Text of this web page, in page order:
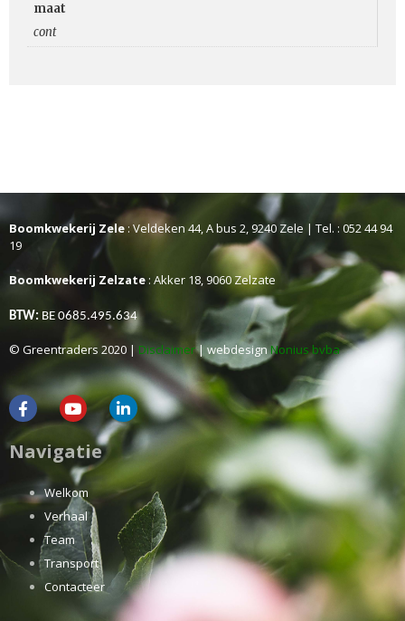
maat
cont
Boomkwekerij Zele: Veldeken 44, A bus 2, 9240 Zele | Tel. : 052 44 94
19
Boomkwekerij Zelzate : Akker 18, 9060 Zelzate
BTW: BE 0685.495.634
© Greentraders 2020 | Disclaimer| webdesignNonius bvba
Navigatie
Welkom
Verhaal
Team
Transport
Contacteer